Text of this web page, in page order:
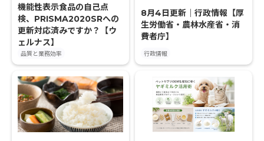
機能性表示食品の自己点
検、PRISMA2020SRへの
更新対応済みですか？【ウ
ェルナス】
品質と業務効率
8月4日更新｜行政情報【厚
生労働省・農林水産省・消
費者庁】
行政情報